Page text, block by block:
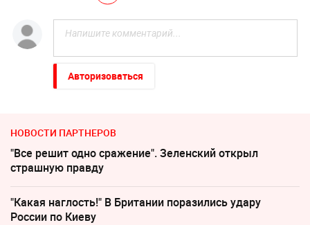
Авторизоваться
НОВОСТИ ПАРТНЕРОВ
"Все решит одно сражение". Зеленский открыл
страшную правду
"Какая наглость!" В Британии поразились удару
России по Киеву